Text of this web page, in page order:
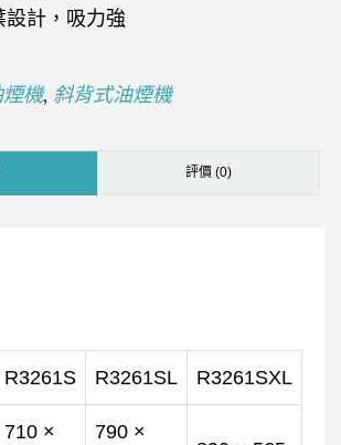
設計，吸力強
機, 斜背式油煙機
評價 (0)
R3261S R3261SL R3261SXL
710 ×
790 ×